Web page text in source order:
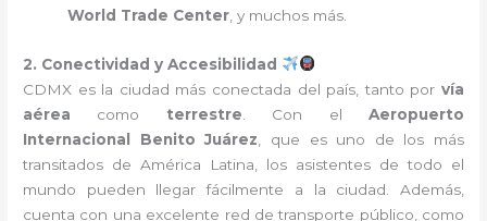
World Trade Center , y muchos más.
2. Conectividad y Accesibilidad
CDMX es la ciudad más conectada del país, tanto por vía
aérea como terrestre . Con el Aeropuerto
Internacional Benito Juárez , que es uno de los más
transitados de América Latina, los asistentes de todo el
mundo pueden llegar fácilmente a la ciudad. Además,
cuenta con una excelente red de transporte público, como